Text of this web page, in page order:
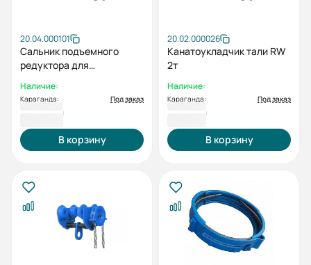
20.04.000101
Сальник подъемного
редуктора для
Наличие:
Караганда: Под заказ
В корзину
20.02.000026
Канатоукладчик тали RW
2т
Наличие:
Караганда: Под заказ
В корзину